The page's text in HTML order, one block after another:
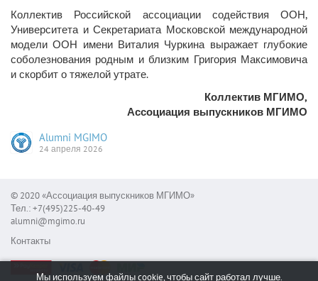
Коллектив Российской ассоциации содействия ООН,
Университета и Секретариата Московской международной
модели ООН имени Виталия Чуркина выражает глубокие
соболезнования родным и близким Григория Максимовича
и скорбит о тяжелой утрате.
Коллектив МГИМО,
Ассоциация выпускников МГИМО
Alumni MGIMO
24 апреля 2026
© 2020 «Ассоциация выпускников МГИМО»
Тел.: +7(495)225-40-49
alumni@mgimo.ru
Контакты
Мы используем файлы cookie, чтобы сайт работал лучше.